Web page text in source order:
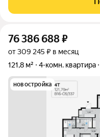
Легко купить: - один
76 386 688₽
от 309 245 ₽ в месяц
121,8 м²
4-комн. квартира
новостройка